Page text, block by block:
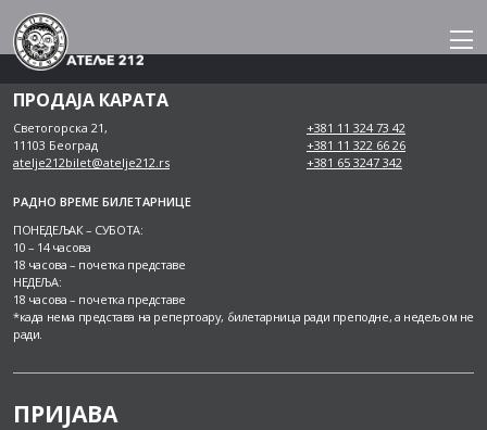
Skip
to
content
ПРОДАЈА КАРАТА
Светогорска 21,
11103 Београд
atelje212bilet@atelje212.rs
+381 11 324 73 42
+381 11 322 66 26
+381 65 3247 342
РАДНО ВРЕМЕ БИЛЕТАРНИЦЕ
ПОНЕДЕЉАК – СУБОТА:
10 – 14 часова
18 часова – почетка представе
НЕДЕЉА:
18 часова – почетка представе
*када нема представа на репертоару, билетарница ради преподне, а недељом не
ради.
ПРИЈАВА